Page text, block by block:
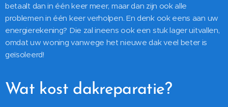
betaalt dan in één keer meer, maar dan zijn ook alle
problemen in één keer verholpen. En denk ook eens aan uw
energierekening? Die zal ineens ook een stuk lager uitvallen,
omdat uw woning vanwege het nieuwe dak veel beter is
geïsoleerd!
Wat kost dakreparatie?